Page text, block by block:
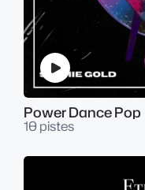
Power Dance Pop
10 pistes